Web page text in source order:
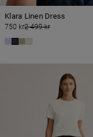
Klara Linen Dress
750 kr2 499 kr